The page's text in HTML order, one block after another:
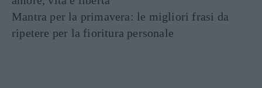
Mantra per la primavera: le migliori frasi da
ripetere per la fioritura personale